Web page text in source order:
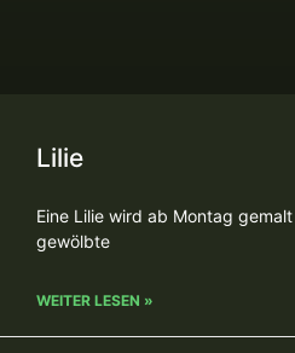
Lilie
Eine Lilie wird ab Montag
gewölbte
WEITER LESEN »